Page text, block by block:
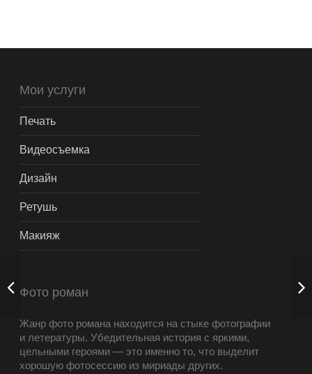
Мои услуги
Печать
Видеосъемка
Дизайн
Ретушь
Макияж
Фото роман
Жанр фото романа находится на стыке фотографии
и летературы. Убедительная история с яркими,
цельными героями — это именно то, что выделит
хорошую фотосессию из мириады других.